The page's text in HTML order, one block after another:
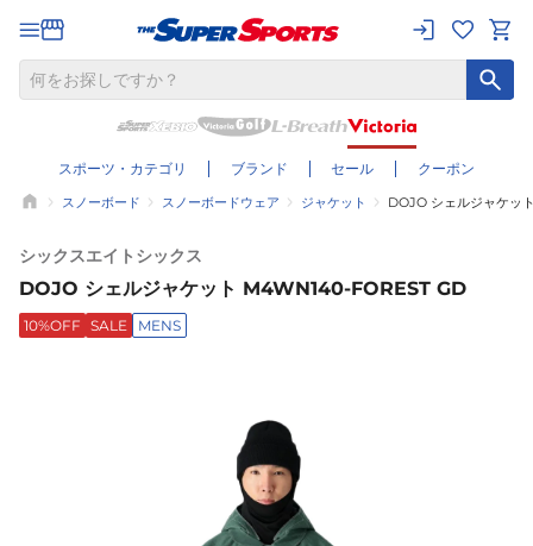
スポーツ・カテゴリ ブランド セール クーポン
スノーボード スノーボードウェア ジャケット DOJO シェルジャケッ
シックスエイトシックス
DOJO シェルジャケット M4WN140-FOREST GD
10%OFF SALE MENS